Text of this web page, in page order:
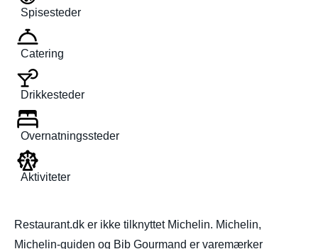
Spisesteder
Catering
Drikkesteder
Overnatningssteder
Aktiviteter
Restaurant.dk er ikke tilknyttet Michelin. Michelin,
Michelin-guiden og Bib Gourmand er varemærker